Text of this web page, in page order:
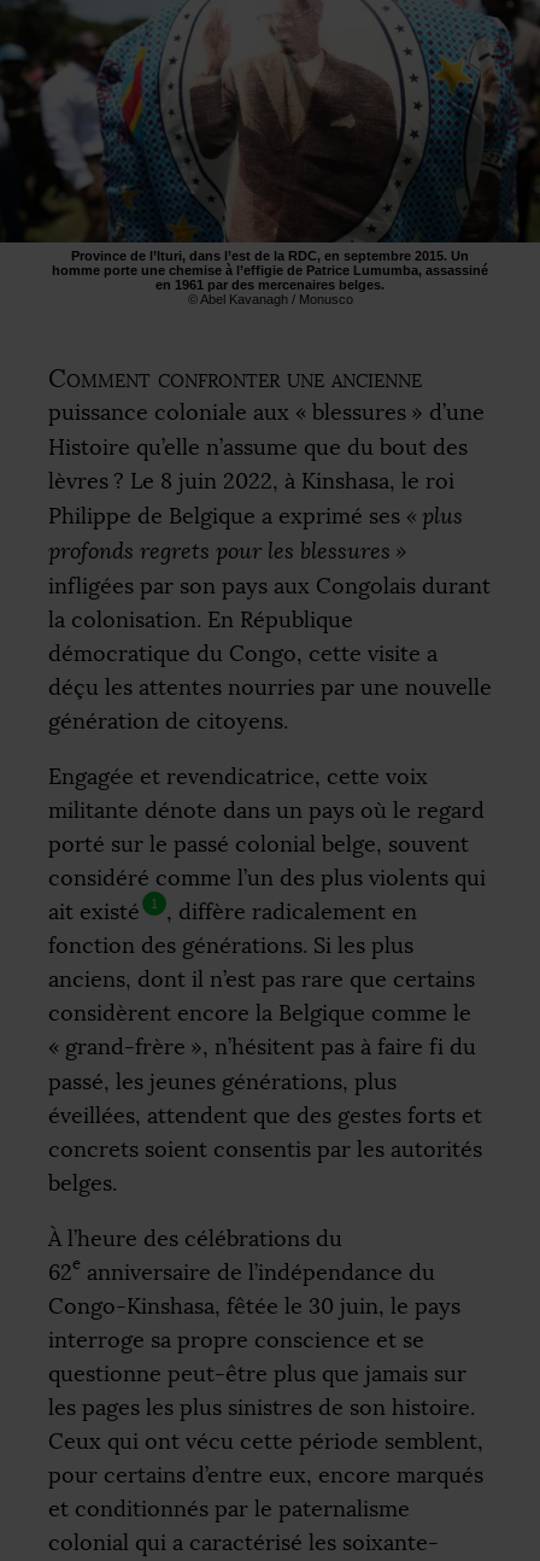
Province de l’Ituri, dans l’est de la RDC, en septembre 2015. Un
homme porte une chemise à l’effigie de Patrice Lumumba, assassiné
en 1961 par des mercenaires belges.
© Abel Kavanagh / Monusco
Comment confronter une ancienne
puissance coloniale aux « blessures » d’une
Histoire qu’elle n’assume que du bout des
lèvres ? Le 8 juin 2022, à Kinshasa, le roi
Philippe de Belgique a exprimé ses « plus
profonds regrets pour les blessures »
infligées par son pays aux Congolais durant
la colonisation. En République
démocratique du Congo, cette visite a
déçu les attentes nourries par une nouvelle
génération de citoyens.
Engagée et revendicatrice, cette voix
militante dénote dans un pays où le regard
porté sur le passé colonial belge, souvent
considéré comme l’un des plus violents qui
ait existé
1
, diffère radicalement en
fonction des générations. Si les plus
anciens, dont il n’est pas rare que certains
considèrent encore la Belgique comme le
« grand-frère », n’hésitent pas à faire fi du
passé, les jeunes générations, plus
éveillées, attendent que des gestes forts et
concrets soient consentis par les autorités
belges.
À l’heure des célébrations du
62e anniversaire de l’indépendance du
Congo-Kinshasa, fêtée le 30 juin, le pays
interroge sa propre conscience et se
questionne peut-être plus que jamais sur
les pages les plus sinistres de son histoire.
Ceux qui ont vécu cette période semblent,
pour certains d’entre eux, encore marqués
et conditionnés par le paternalisme
colonial qui a caractérisé les soixante-